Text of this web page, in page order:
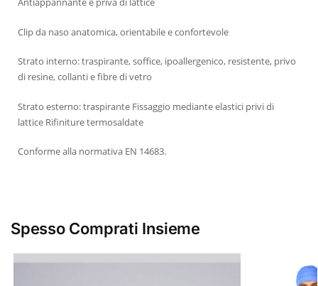
Clip da naso anatomica, orientabile e confortevole
Strato interno: traspirante, soffice, ipoallergenico, resistente, privo
di resine, collanti e fibre di vetro
Strato esterno: traspirante Fissaggio mediante elastici privi di
lattice Rifiniture termosaldate
Conforme alla normativa EN 14683.
Spesso Comprati Insieme